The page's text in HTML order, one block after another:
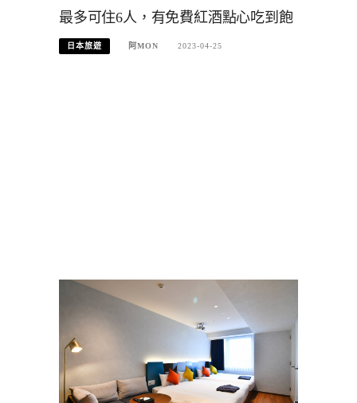
最多可住6人，有免費紅酒點心吃到飽
日本旅遊 阿MON 2023-04-25